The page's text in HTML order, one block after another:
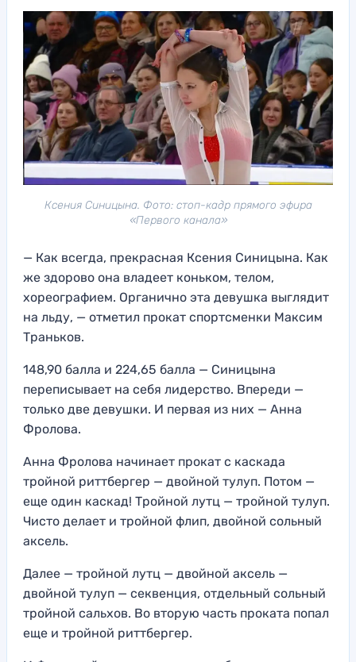
Ксения Синицына. Фото: стоп-кадр прямого эфира
«Первого канала»
— Как всегда, прекрасная Ксения Синицына. Как
же здорово она владеет коньком, телом,
хореографием. Органично эта девушка выглядит
на льду, — отметил прокат спортсменки Максим
Траньков.
148,90 балла и 224,65 балла — Синицына
переписывает на себя лидерство. Впереди —
только две девушки. И первая из них — Анна
Фролова.
Анна Фролова начинает прокат с каскада
тройной риттбергер — двойной тулуп. Потом —
еще один каскад! Тройной лутц — тройной тулуп.
Чисто делает и тройной флип, двойной сольный
аксель.
Далее — тройной лутц — двойной аксель —
двойной тулуп — секвенция, отдельный сольный
тройной сальхов. Во вторую часть проката попал
еще и тройной риттбергер.